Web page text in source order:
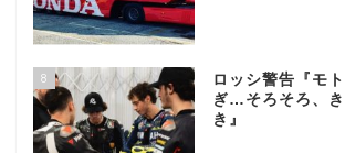
8
ロッシ警告『モ
ぎ…そろそろ、
き』